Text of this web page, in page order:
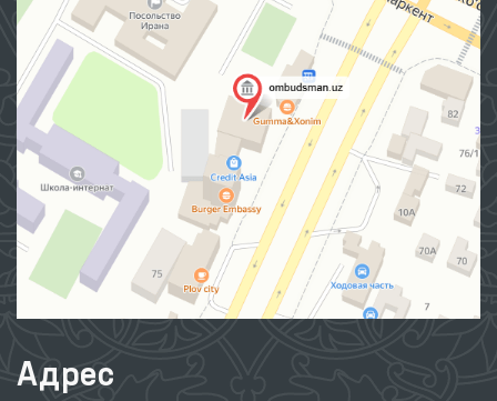
Адрес